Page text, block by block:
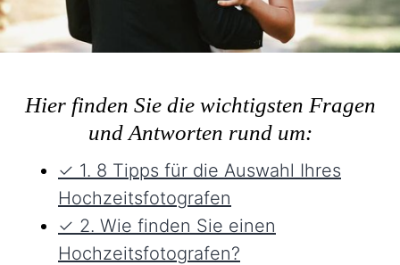
Hier finden Sie die wichtigsten Fragen
und Antworten rund um:
✓ 1. 8 Tipps für die Auswahl Ihres
Hochzeitsfotografen
✓ 2. Wie finden Sie einen
Hochzeitsfotografen?